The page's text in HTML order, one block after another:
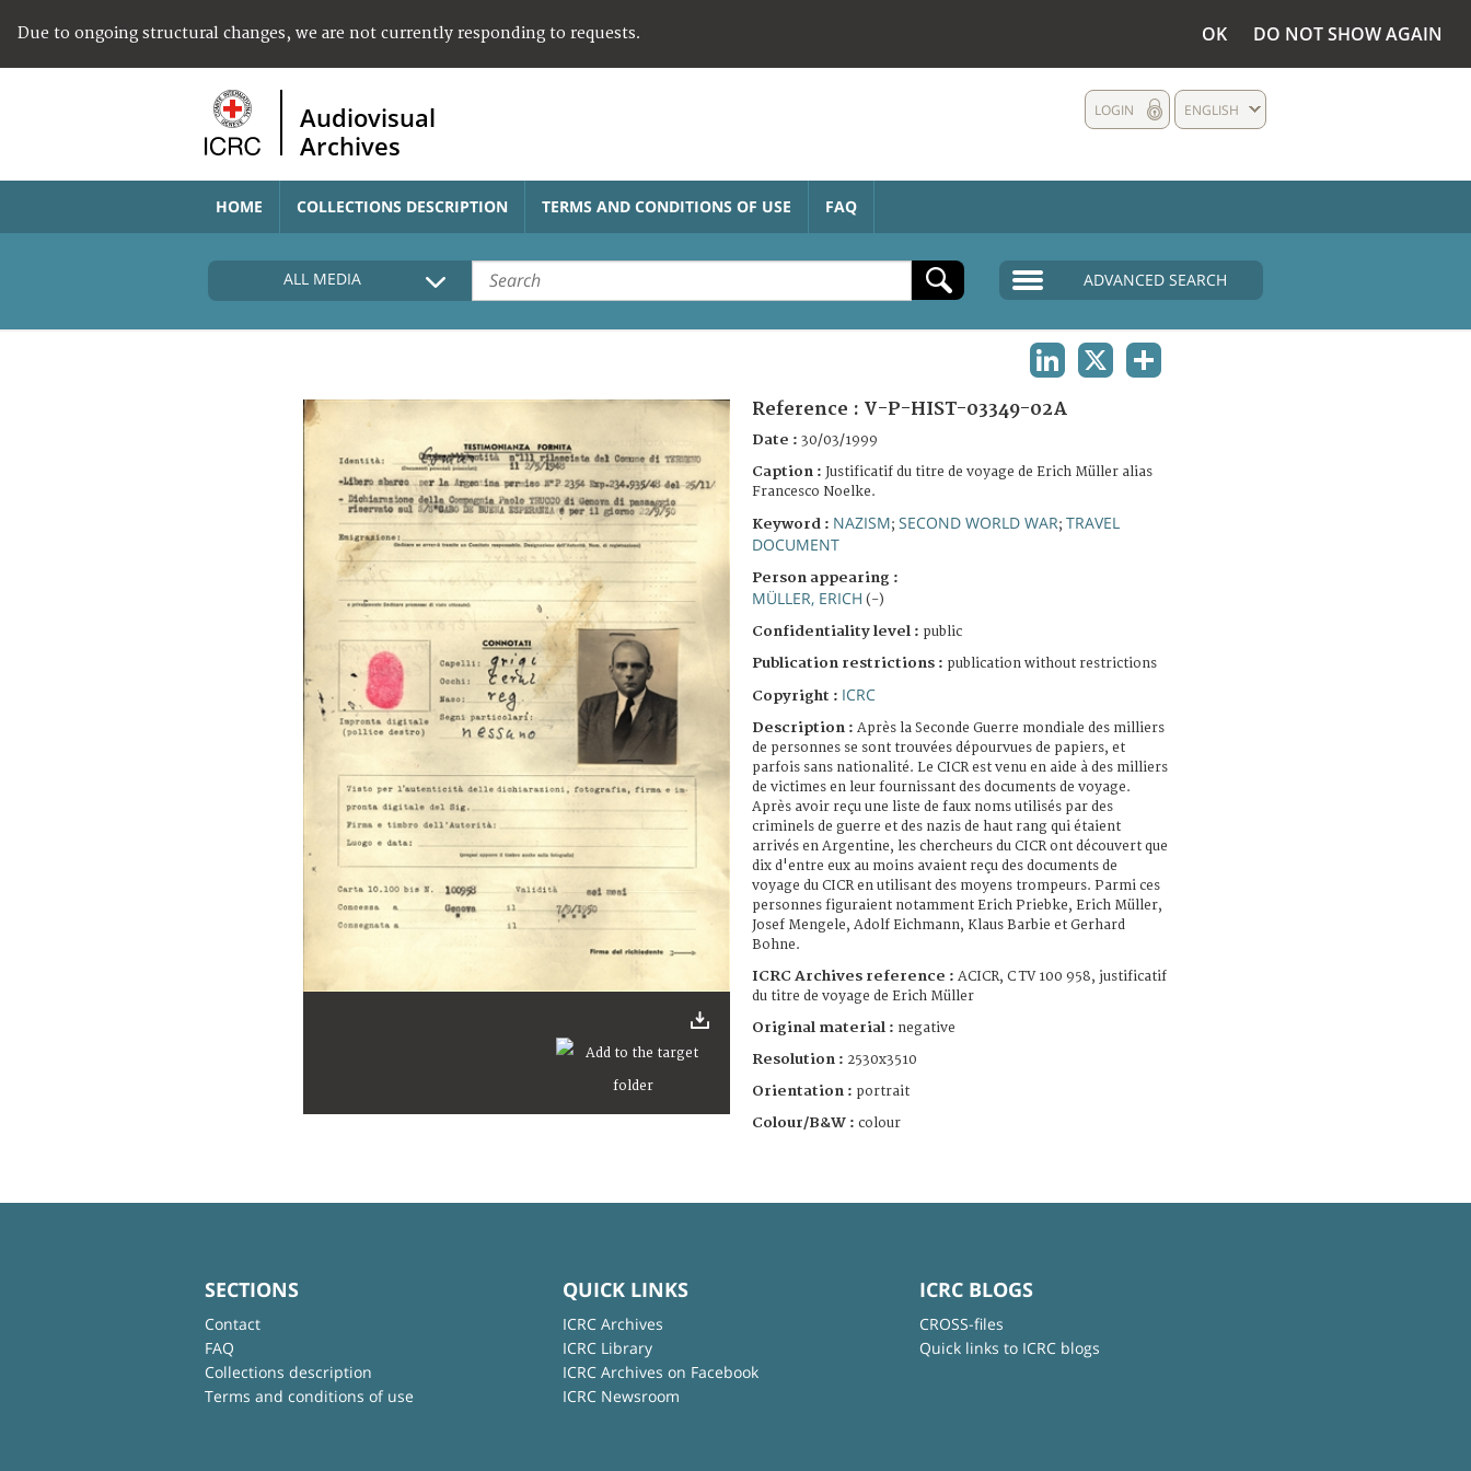
Due to ongoing structural changes, we are not currently responding to requests. OK DO NOT SHOW AGAIN
Audiovisual
Archives
ENGLISH
LOGIN
HOME COLLECTIONS DESCRIPTION TERMS AND CONDITIONS OF USE FAQ
ALL MEDIA ADVANCED SEARCH
Reference : V-P-HIST-03349-02A
Date : 30/03/1999
Caption : Justificatif du titre de voyage de Erich Müller alias
Francesco Noelke.
Keyword : NAZISM; SECOND WORLD WAR; TRAVEL
DOCUMENT
Person appearing :
MÜLLER, ERICH (-)
Confidentiality level : public
Publication restrictions : publication without restrictions
Copyright : ICRC
Description : Après la Seconde Guerre mondiale des milliers
de personnes se sont trouvées dépourvues de papiers, et
parfois sans nationalité. Le CICR est venu en aide à des milliers
de victimes en leur fournissant des documents de voyage.
Après avoir reçu une liste de faux noms utilisés par des
criminels de guerre et des nazis de haut rang qui étaient
arrivés en Argentine, les chercheurs du CICR ont découvert que
dix d'entre eux au moins avaient reçu des documents de
voyage du CICR en utilisant des moyens trompeurs. Parmi ces
personnes figuraient notamment Erich Priebke, Erich Müller,
Josef Mengele, Adolf Eichmann, Klaus Barbie et Gerhard
Bohne.
ICRC Archives reference : ACICR, C TV 100 958, justificatif
du titre de voyage de Erich Müller
Original material : negative
Resolution : 2530x3510
Orientation : portrait
Colour/B&W : colour
SECTIONS
Contact
FAQ
Collections description
Terms and conditions of use
QUICK LINKS
ICRC Archives
ICRC Library
ICRC Archives on Facebook
ICRC Newsroom
ICRC BLOGS
CROSS-files
Quick links to ICRC blogs